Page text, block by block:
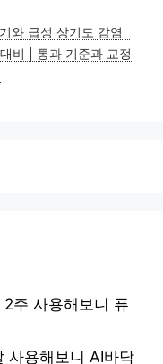
와 급성 상기도 감염
비 | 통과 기준과 교정
주 사용해보니 퓨
사용해보니 AI바닥